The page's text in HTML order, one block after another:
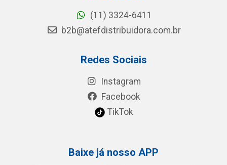
(11) 3324-6411
b2b@atefdistribuidora.com.br
Redes Sociais
Instagram
Facebook
TikTok
Baixe já nosso APP